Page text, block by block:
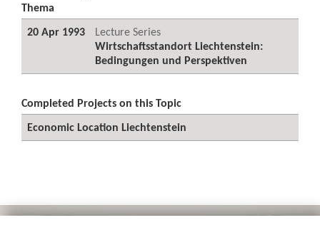
Thema
20 Apr 1993
Lecture Series
Wirtschaftsstandort Liechtenstein:
Bedingungen und Perspektiven
Completed Projects on this Topic
Economic Location Liechtenstein